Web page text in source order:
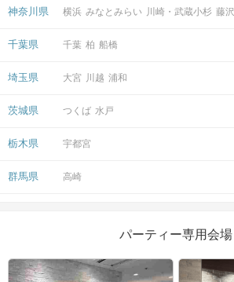
神奈川県 横浜 みなとみらい 川崎・武蔵小杉 藤沢
千葉県 千葉 柏 船橋
埼玉県 大宮 川越 浦和
茨城県 つくば 水戸
栃木県 宇都宮
群馬県 高崎
パーティー専用会場